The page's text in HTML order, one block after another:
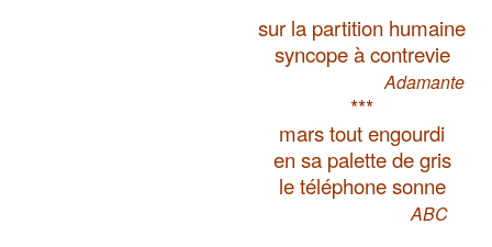
sur la partition humaine
syncope à contrevie
Adamante
***
mars tout engourdi
en sa palette de gris
le téléphone sonne
ABC